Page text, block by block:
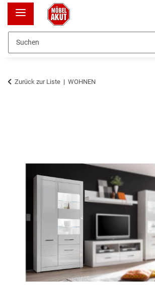
Zurück zur Liste WOHNEN